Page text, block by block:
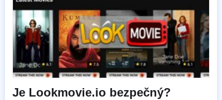
Je Lookmovie.io bezpečný?